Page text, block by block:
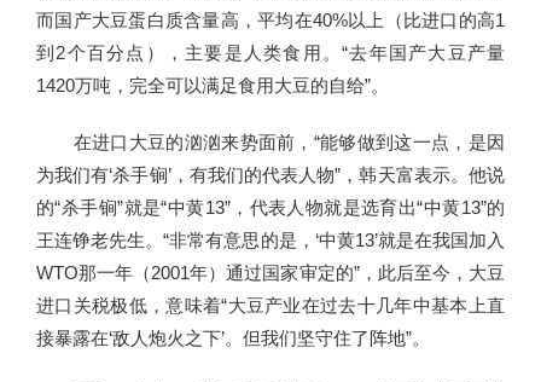
而国产大豆蛋白质含量高，平均在40%以上（比进口的高1
到2个百分点），主要是人类食用。“去年国产大豆产量
1420万吨，完全可以满足食用大豆的自给”。
在进口大豆的汹汹来势面前，“能够做到这一点，是因
为我们有‘杀手锏’，有我们的代表人物”，韩天富表示。他说
的“杀手锏”就是“中黄13”，代表人物就是选育出“中黄13”的
王连铮老先生。“非常有意思的是，‘中黄13’就是在我国加入
WTO那一年（2001年）通过国家审定的”，此后至今，大豆
进口关税极低，意味着“大豆产业在过去十几年中基本上直
接暴露在‘敌人炮火之下’。但我们坚守住了阵地”。